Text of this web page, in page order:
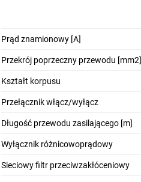
Prąd znamionowy [A]
Przekrój poprzeczny przewodu [mm2]
Kształt korpusu
Przełącznik włącz/wyłącz
Długość przewodu zasilającego [m]
Wyłącznik różnicowoprądowy
Sieciowy filtr przeciwzakłóceniowy